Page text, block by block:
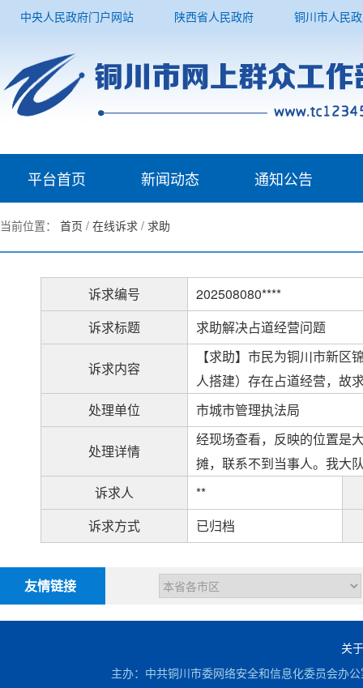
中央人民政府门户网站 陕西省人民政府 铜川市人民
平台首页 新闻动态 通知公告
当前位置： 首页 / 在线诉求 / 求助
诉求编号
202508080****
诉求标题
求助解决占道经营问题
诉求内容
【求助】市民为铜川市新
人搭建）存在占道经营，故
处理单位
市城市管理执法局
处理详情
经现场查看，反映的位置是
摊，联系不到当事人。我大
诉求人
**
诉求方式
已归档
友情链接
关
主办：中共铜川市委网络安全和信息化委员会办